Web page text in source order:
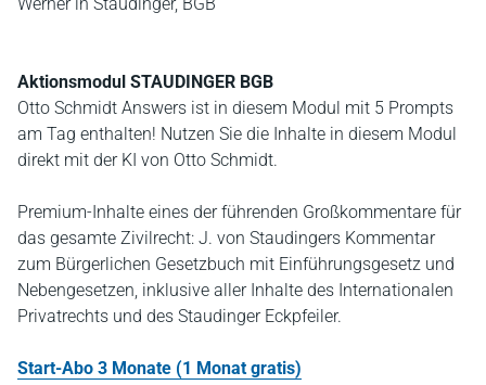
Aktionsmodul STAUDINGER BGB
Otto Schmidt Answers ist in diesem Modul mit 5 Prompts
am Tag enthalten! Nutzen Sie die Inhalte in diesem Modul
direkt mit der KI von Otto Schmidt.
Premium-Inhalte eines der führenden Großkommentare für
das gesamte Zivilrecht: J. von Staudingers Kommentar
zum Bürgerlichen Gesetzbuch mit Einführungsgesetz und
Nebengesetzen, inklusive aller Inhalte des Internationalen
Privatrechts und des Staudinger Eckpfeiler.
Start-Abo 3 Monate (1 Monat gratis)